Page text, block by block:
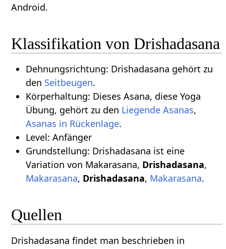
Android.
Klassifikation von Drishadasana
Dehnungsrichtung: Drishadasana gehört zu
den Seitbeugen.
Körperhaltung: Dieses Asana, diese Yoga
Übung, gehört zu den Liegende Asanas,
Asanas in Rückenlage.
Level: Anfänger
Grundstellung: Drishadasana ist eine
Variation von Makarasana, Drishadasana,
Makarasana, Drishadasana, Makarasana.
Quellen
Drishadasana findet man beschrieben in